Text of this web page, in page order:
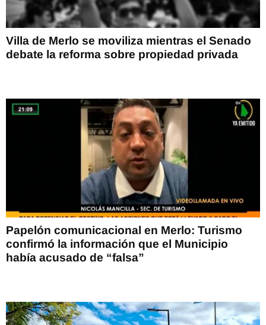
Villa de Merlo se moviliza mientras el Senado
debate la reforma sobre propiedad privada
Papelón comunicacional en Merlo: Turismo
confirmó la información que el Municipio
había acusado de “falsa”